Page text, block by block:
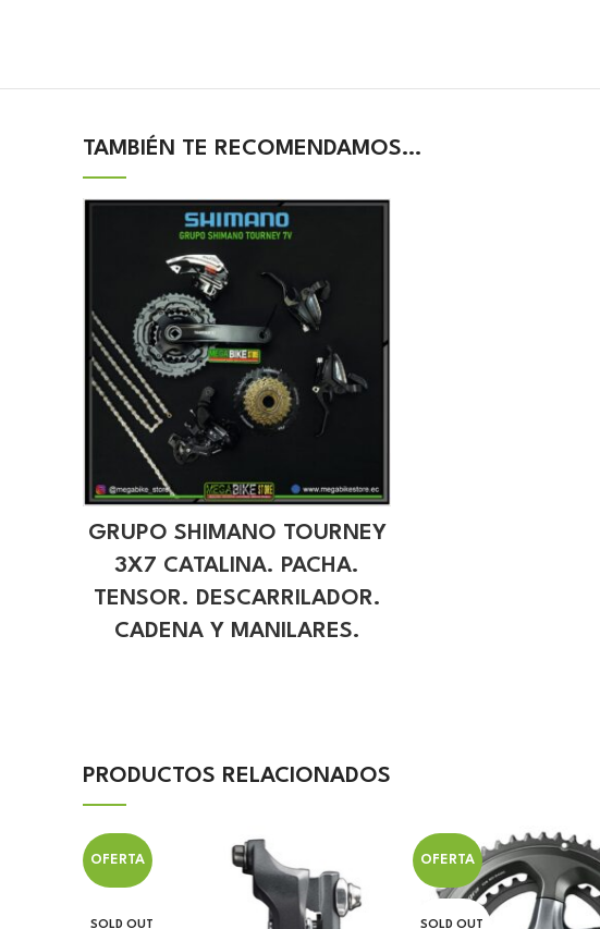
TAMBIÉN TE RECOMENDAMOS…
GRUPO SHIMANO TOURNEY
3X7 CATALINA. PACHA.
TENSOR. DESCARRILADOR.
CADENA Y MANILARES.
PRODUCTOS RELACIONADOS
OFERTA
SOLD OUT
OFERTA
SOLD OUT